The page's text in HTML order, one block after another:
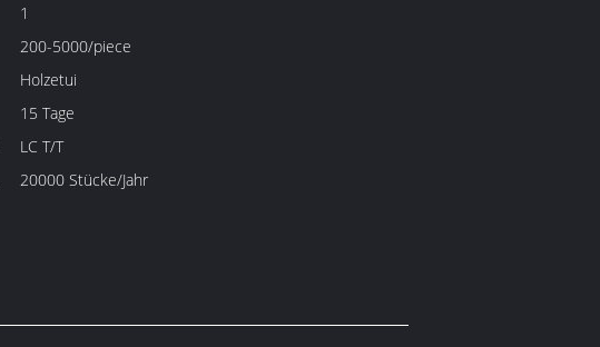
1
200-5000/piece
Holzetui
15 Tage
LC T/T
20000 Stücke/Jahr